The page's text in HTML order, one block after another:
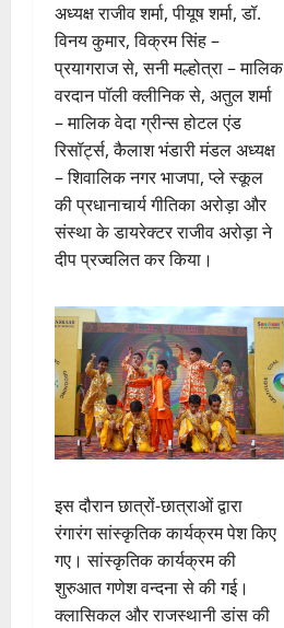
अध्यक्ष राजीव शर्मा, पीयूष शर्मा, डॉ.
विनय कुमार, विक्रम सिंह –
प्रयागराज से, सनी मल्होत्रा – मालिक
वरदान पॉली क्लीनिक से, अतुल शर्मा
– मालिक वेदा ग्रीन्स होटल एंड
रिसॉर्ट्स, कैलाश भंडारी मंडल अध्यक्ष
– शिवालिक नगर भाजपा, प्ले स्कूल
की प्रधानाचार्य गीतिका अरोड़ा और
संस्था के डायरेक्टर राजीव अरोड़ा ने
दीप प्रज्वलित कर किया।
इस दौरान छात्रों-छात्राओं द्वारा
रंगारंग सांस्‍कृतिक कार्यक्रम पेश किए
गए। सांस्कृतिक कार्यक्रम की
शुरुआत गणेश वन्दना से की गई।
क्लासिकल और राजस्थानी डांस की